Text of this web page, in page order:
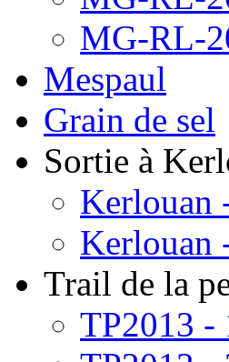
MG-RL-
Mespaul
Grain de sel
Sortie à
Kerlouan
Kerlouan
Trail de la
TP2013 -